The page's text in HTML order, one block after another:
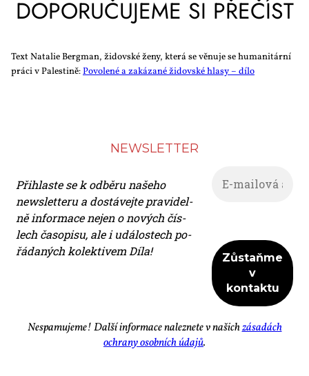
DO­PO­RU­ČU­JE­ME SI PŘE­ČÍST
Text Na­ta­lie Berg­man, ži­dov­ské že­ny, kte­rá se vě­nu­je se hu­ma­ni­tár­ní
prá­ci v Pa­les­ti­ně:Po­vo­le­né a za­ká­za­né ži­dov­ské hla­sy – dí­lo
NEWS­LET­TER
Při­hlas­te se k od­bě­ru na­še­ho
news­let­te­ru a do­stá­vej­te pra­vi­del­
ně in­for­ma­ce nejen o no­vých čís­
lech ča­so­pi­su, ale i udá­los­tech po­
řá­da­ných ko­lek­ti­vem Dí­la!
Ne­spa­mu­je­me! Dal­ší in­for­ma­ce na­lez­ne­te v na­šichzá­sa­dách
ochra­ny osob­ních úda­jů.